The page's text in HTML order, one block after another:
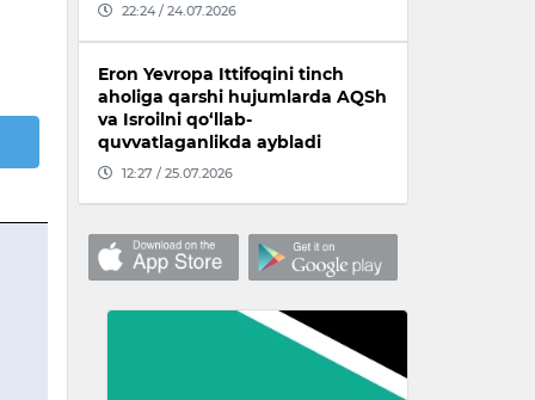
22:24 / 24.07.2026
Eron Yevropa Ittifoqini tinch
aholiga qarshi hujumlarda AQSh
va Isroilni qo‘llab-
quvvatlaganlikda aybladi
12:27 / 25.07.2026